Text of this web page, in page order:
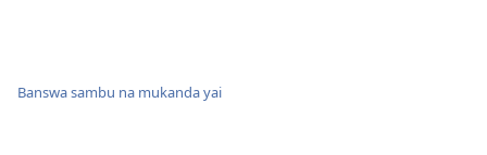
Banswa sambu na mukanda yai